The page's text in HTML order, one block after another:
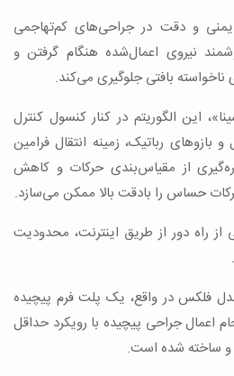
و دقت در جراحی‌های کم‌تهاجمی
نیروی اعمال‌شده هنگام گرفتن و
بافتی جلوگیری می‌کند.
این الگوریتم در کنار کنسول کنترل
رباتیک، زمینه انتقال فرامین
از مقیاس‌بندی حرکات و کاهش
حساس را بادقت بالا ممکن می‌سازد.
راه دور از طریق اینترنت، محدودیت
فلکس در واقع، یک پلت فرم پیچیده
اعمال جراحی پیچیده با رویکرد حداقل
ساخته شده است.